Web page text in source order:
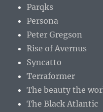
Parqks
Persona
Peter Gregson
Rise of Avernus
Syncatto
Terraformer
The beauty the
The Black Atlantic